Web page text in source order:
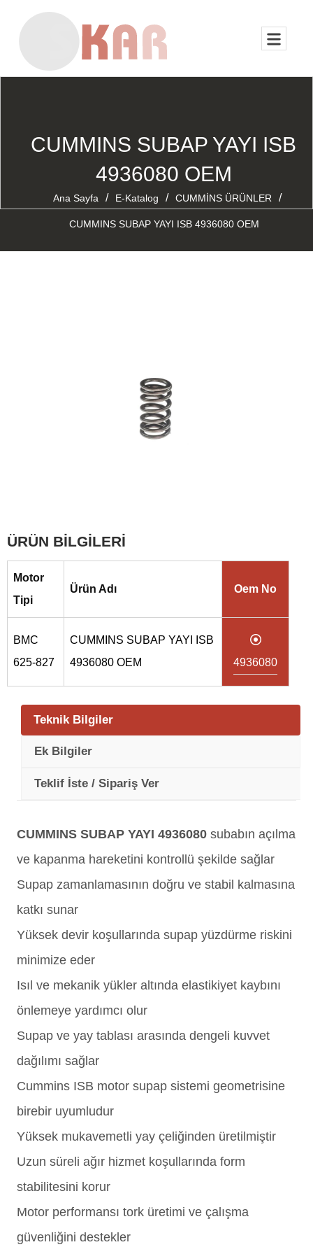
CUMMINS SUBAP YAYI ISB
4936080 OEM
Ana Sayfa / E-Katalog / CUMMİNS ÜRÜNLER /
CUMMINS SUBAP YAYI ISB 4936080 OEM
ÜRÜN BİLGİLERİ
Motor
Tipi
Ürün Adı Oem No
BMC
625-827
CUMMINS SUBAP YAYI ISB
4936080 OEM
4936080
Teknik Bilgiler
Ek Bilgiler
Teklif İste / Sipariş Ver
CUMMINS SUBAP YAYI 4936080 subabın açılma
ve kapanma hareketini kontrollü şekilde sağlar
Supap zamanlamasının doğru ve stabil kalmasına
katkı sunar
Yüksek devir koşullarında supap yüzdürme riskini
minimize eder
Isıl ve mekanik yükler altında elastikiyet kaybını
önlemeye yardımcı olur
Supap ve yay tablası arasında dengeli kuvvet
dağılımı sağlar
Cummins ISB motor supap sistemi geometrisine
birebir uyumludur
Yüksek mukavemetli yay çeliğinden üretilmiştir
Uzun süreli ağır hizmet koşullarında form
stabilitesini korur
Motor performansı tork üretimi ve çalışma
güvenliğini destekler